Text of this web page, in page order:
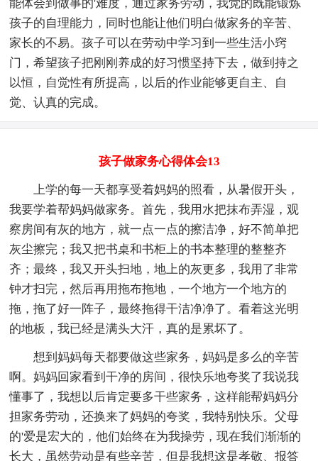
能体会到做事的'难度，通过家务劳动，我觉的既能锻炼
孩子的自理能力，同时也能让他们明白做家务的辛苦、
家长的不易。孩子可以在劳动中学习到一些生活小窍
门，希望孩子把刚刚养成的好习惯坚持下去，做到持之
以恒，自觉性有所提高，以后的作业能够更自主、自
觉、认真的完成。
孩子做家务心得体会13
上学的每一天都享受着妈妈的照看，从暑假开头，
我要学着帮妈妈做家务。首先，我用水把抹布弄湿，观
察房间有灰的地方，就一点一点的擦洁净，好不简单把
灰尘擦完；我又把书桌和书柜上的书本整理的整整齐
齐；最终，我又开头扫地，地上的灰更多，我用了非常
钟才扫完，然后再用拖布拖地，一个地方一个地方的
拖，拖了好一阵子，最终拖得干洁净净了。看着这光明
的地板，我已经是满头大汗，真的是累坏了。
想到妈妈每天都要做这些家务，妈妈是多么的辛苦
啊。妈妈回家看到干净的房间，很快乐地夸奖了我说我
懂事了，我想以后肯定要多干些家务，这样能帮妈妈分
担家务劳动，还换来了妈妈的夸奖，我特别快乐。父母
的'爱是宏大的，他们始终在为我操劳，现在我们渐渐的
长大，虽然劳动是有些辛苦，但是我想这是孝敬、报答